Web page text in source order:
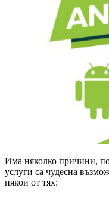
Има няколко причини,
услуги са чудесна
някои от тях: